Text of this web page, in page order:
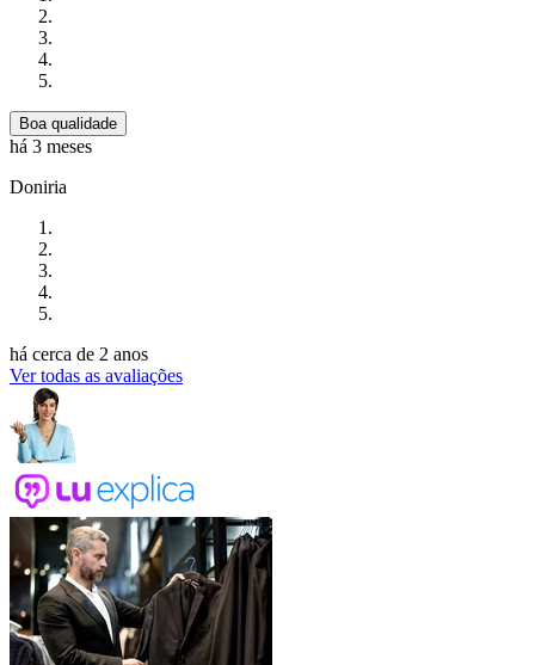
Boa qualidade
há 3 meses
Doniria
há cerca de 2 anos
Ver todas as avaliações